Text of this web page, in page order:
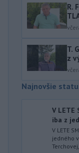
R.
T.
z
Najnovšie
V LETE
iba z
V LETE
jedného